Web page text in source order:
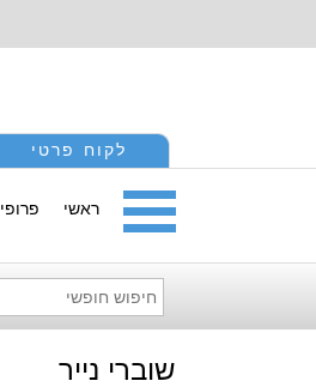
לקוח פרטי
ראשי
שוברי נייר